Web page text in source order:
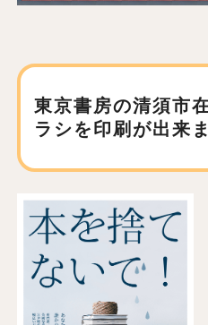
東京書房の清須市
ラシを印刷が出来